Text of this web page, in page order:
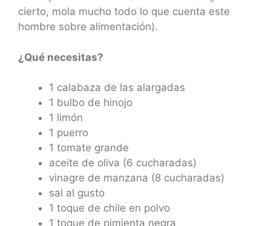
cierto, mola mucho todo lo que cuenta este
hombre sobre alimentación).
¿Qué necesitas?
1 calabaza de las alargadas
1 bulbo de hinojo
1 limón
1 puerro
1 tomate grande
aceite de oliva (6 cucharadas)
vinagre de manzana (8 cucharadas)
sal al gusto
1 toque de chile en polvo
1 toque de pimienta negra